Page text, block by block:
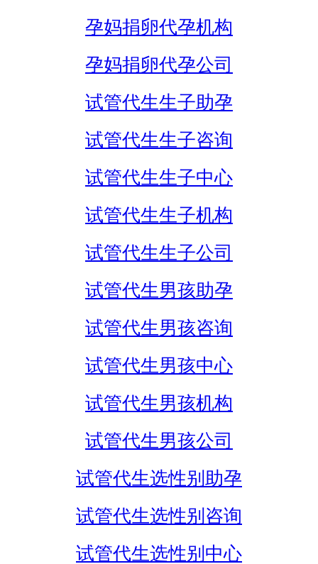
孕妈捐卵代孕机构
孕妈捐卵代孕公司
试管代生生子助孕
试管代生生子咨询
试管代生生子中心
试管代生生子机构
试管代生生子公司
试管代生男孩助孕
试管代生男孩咨询
试管代生男孩中心
试管代生男孩机构
试管代生男孩公司
试管代生选性别助孕
试管代生选性别咨询
试管代生选性别中心